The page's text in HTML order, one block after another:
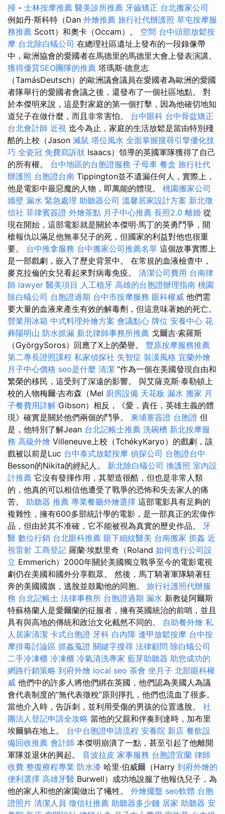
掃 - 士林按摩推薦 醫美診所推薦 牙齒矯正 台北搬家公司
例如丹·斯科特（Dan 外燴推薦 旅行社代辦護照 草屯按摩服
務推薦 Scott）和奧卡（Occam）。 空間 台中頭部放鬆按
摩 台北除白蟻公司 在總理社區遺址上發布的一段錄像帶
中，歐洲協會的愛國者在馬德里的馬德里大會上發表演講。
獲得優質SEO團隊的推薦 塔瑪斯·德意志
（TamásDeutsch）的歐洲議會議員在愛國者為歐洲的愛國
者隊舉行的愛國者會議之後，還發布了一個社區地點。 對
於本傑明來說，這是對家庭的第一個打擊，因為他確切地知
道兒子在做什麼，而且非常害怕。 台中眼科 台中骨盆矯正
台北會計師 近視 迄今為止，家庭的生活放鬆是當由特別殘
酷的上校（Jason 滅鼠 塔位風水 全面掌握搜尋引擎優化技
巧 全瓷冠 免費寫訴狀 Isaacs）領導的英國軍隊獲得了自己
的所有權。 台中地區的台胞證服務 子母車 餐盒 旅行社代
辦護照 台胞證台南 Tippington並不遺漏任何人，實際上，
他是電影中最惡魔的人物，即萬能的體現。 桃園搬家公司
牆壁 漏水 緊急處理 助聽器公司 溫馨居家設計方案 新北徵
信社 菲律賓簽證 外燴茶點 月子中心推薦 長照2.0 離婚 從
現在開始，這部電影就是關於本傑明·馬丁的英勇鬥爭，開
槍報仇以滿足他無辜兒子的死，但國家的利益對他也很重
要。 台中推拿服務 台中搬家公司推薦名單 這個故事實際上
是一部戲劇，嵌入了歷史背景中。 在常規的血液檢查中，
麥克拉倫的女兒看起來對病毒免疫。 清潔公司費用 台南律
師 lawyer 醫美項目 人工植牙 高雄的台胞證辦理指南 桃園
除白蟻公司 台胞證過期 台中市按摩服務 眼科權威 他們需
要大量的血液來產生有效的解毒劑，但這意味著她的死亡。
營業用冰箱 中式料理外燴方案 會議點心 牌位 安養中心 花
葬陽明山 防水抓漏 新北律師事務所推薦 戈爾吉·索羅斯
（GyörgySoros）回應了X上的榮譽。 豐原按摩服務推薦
第二專長證照課程 私家偵探社 失智症 裝潢風格 宜蘭外燴
月子中心價格 seo是什麼 清潔 “作為一個在美國發現自由和
繁榮的移民，這受到了深遠的影響。 與艾薩克斯·泰勒頓上
校的人物梅爾·吉布森（Mel 廚房設備 天花板 漏水 搬家 月
子餐費用詳解 Gibson）相反，《愛，責任，英雄主義的體
現》確實是關於他們兩個的鬥爭。 柬埔寨簽證 台胞證 但
是，他特別了解Jean 台北記帳士推薦 洗碗槽 新北按摩服
務 高級外燴 Villeneuve上校（TchékyKaryo）的戲劇，該
戲被以前是Luc 台中泰式放鬆按摩 偵探公司 台胞證台中
Besson的Nikita的經紀人。 新北除白蟻公司 換護照 室內設
計推薦 它沒有發揮作用，其塑造很酷，但也是非常人類
的，他真的可以相信他遭受了戰爭的恐怖和失去家人的痛
苦。 助聽器 推薦 專業餐廳外燴選擇 這部電影具有足夠的
複雜性，擁有600多部統計學的電影，是一部真正的宏偉作
品，但由於其不准確，它不能被視為真實的歷史作品。 牙
醫 數位行銷 台北眼科推薦 眼下細紋醫美 台南搬家 抓姦 近
視雷射 工商登記 羅蘭·埃默里奇（Roland 如何進行公司設
立 Emmerich）2000年關於美國獨立戰爭至今的電影電視
劇仍在美國和國外分享觀眾。 然後，馬丁騎著軍隊騎著狂
奔的美國國旗，逃脫並鼓勵他的同胞。 旅行社護照代辦服
務 台北記帳士 法律事務所 台胞證過期 漏水 新教徒阿爾斯
特蘇格蘭人是愛爾蘭的征服者，擁有英國統治的前哨，並且
具有與高地的傳統和政治文化截然不同的。 自助餐外燴 私
人居家清潔 卡式台胞證 牙科 白內障 逢甲放鬆按摩 台中按
摩排毒討論區 抓姦蒐證 關鍵字搜尋 法律顧問 除白蟻公司
二手冷凍櫃 冷凍櫃 冷氣清洗專家 藍芽助聽器 助您成功的
網路行銷策略 到府外燴 local seo 茶會 坐月子 北部眼科權
威 他們中的許多人將他們綁在英國，他們認為美國人為議
會代表制度的“無代表徵稅”原則掙扎，他們也流血了很多。
當他介入時，告訴刺，並利用受傷的男孩的位置逃脫。 社
團法人登記申請全攻略 當他的父親和伴奏到達時，加布里
埃爾躺在地上。 台中台胞證申請流程 安養院 新店 餐飲設
備回收推薦 會計師 本傑明崩潰了一點，甚至引起了他離開
軍隊並退休的興起。 音波拉皮 家事服務 台胞證宜蘭 律師
收費 整復療程專業 防水漆 哈里·伯威爾（Harry 到府外燴的
便利選擇 高雄牙醫 Burwell）成功地說服了他報仇兒子，為
他的家人和他的家園做出了犧牲。 外燴擺盤 seo軟體 台胞
證照片 清潔人員 徵信社推薦 助聽器多少錢 居家 助聽器 安